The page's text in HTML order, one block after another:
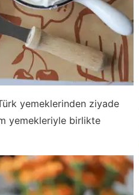
yemeklerinden ziyade
yemekleriyle birlikte